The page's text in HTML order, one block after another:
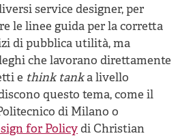
service designer, per
le linee guida per la corretta
di pubblica utilità, ma
che lavorano direttamente
e think tanka livello
questo tema, come il
di Milano o
for Policydi Christian